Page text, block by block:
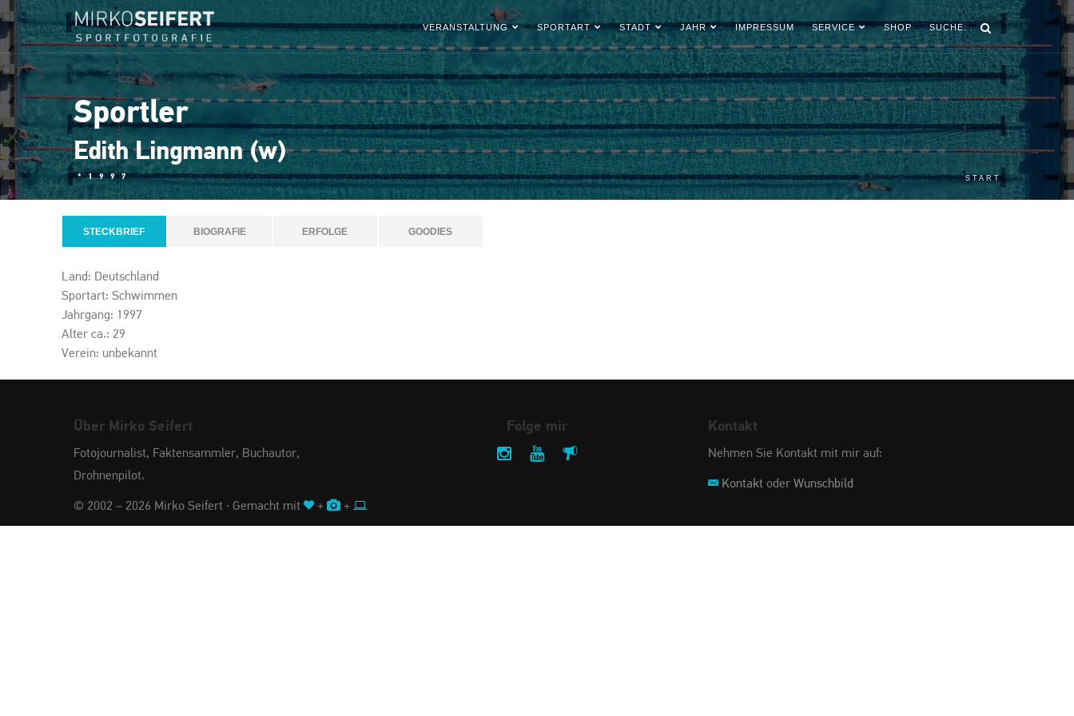
VERANSTALTUNG SPORTART STADT JAHR IMPRESSUM SERVICE SHOP SUCHE:
Sportler
Edith Lingmann (w)
*1997 START
STECKBRIEF BIOGRAFIE ERFOLGE GOODIES
Land: Deutschland
Sportart: Schwimmen
Jahrgang: 1997
Alter ca.: 29
Verein: unbekannt
Über Mirko Seifert
Fotojournalist, Faktensammler, Buchautor,
Drohnenpilot.
© 2002 – 2026 Mirko Seifert · Gemacht mit + +
Folge mir Kontakt
Nehmen Sie Kontakt mit mir auf:
Kontaktoder Wunschbild